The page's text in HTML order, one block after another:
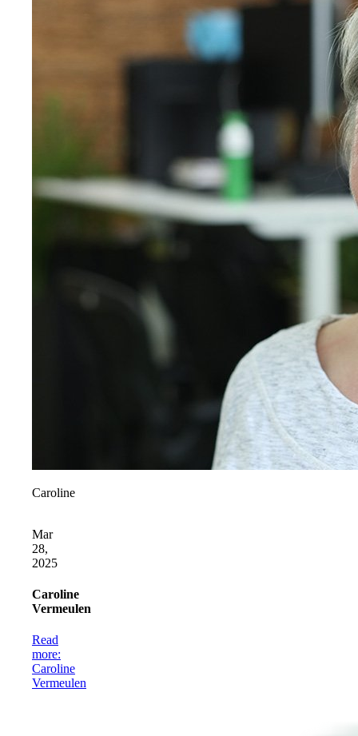
Caroline
Mar
28,
2025
Caroline
Vermeulen
Read
more:
Caroline
Vermeulen